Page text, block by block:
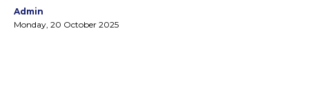
Admin
Monday, 20 October 2025